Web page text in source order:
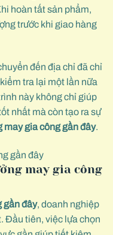
hoàn tất sản phẩm,
trước khi giao hàng
đến địa chỉ đã chỉ
tra lại một lần nữa
này không chỉ giúp
nhất mà còn tạo ra sự
may gia công gần đây.
may gia công
gần đây, doanh nghiệp
Đầu tiên, việc lựa chọn